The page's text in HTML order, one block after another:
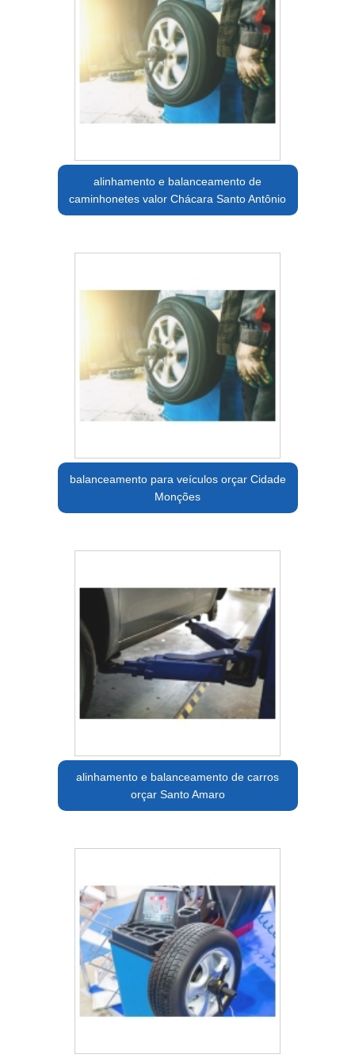
alinhamento e balanceamento de
caminhonetes valor Chácara Santo Antônio
balanceamento para veículos orçar Cidade
Monções
alinhamento e balanceamento de carros
orçar Santo Amaro